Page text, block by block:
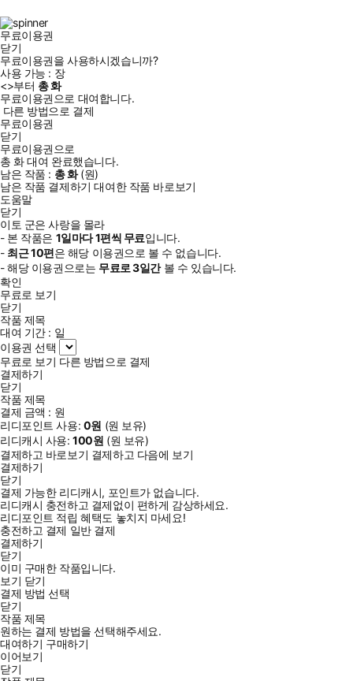
무료이용권
닫기
무료이용권을 사용하시겠습니까?
사용 가능 : 장
<>부터 총화
무료이용권으로 대여합니다.
다른 방법으로 결제
무료이용권
닫기
무료이용권으로
총 화대여 완료했습니다.
남은 작품 : 총화(원)
남은 작품 결제하기 대여한 작품 바로보기
도움말
닫기
이토 군은 사랑을 몰라
- 본 작품은 1일마다1편씩 무료입니다.
- 최근10편은 해당 이용권으로 볼 수 없습니다.
- 해당 이용권으로는 무료로3일간볼 수 있습니다.
확인
무료로 보기
닫기
작품 제목
대여 기간 : 일
이용권 선택
무료로 보기 다른 방법으로 결제
결제하기
닫기
작품 제목
결제 금액 : 원
리디포인트 사용: 0원 (원 보유)
리디캐시 사용:100원 (원 보유)
결제하고 바로보기 결제하고 다음에 보기
결제하기
닫기
결제 가능한 리디캐시, 포인트가 없습니다.
리디캐시 충전하고 결제없이 편하게 감상하세요.
리디포인트 적립 혜택도 놓치지 마세요!
충전하고 결제 일반 결제
결제하기
닫기
이미 구매한 작품입니다.
보기 닫기
결제 방법 선택
닫기
작품 제목
원하는 결제 방법을 선택해주세요.
대여하기 구매하기
이어보기
닫기